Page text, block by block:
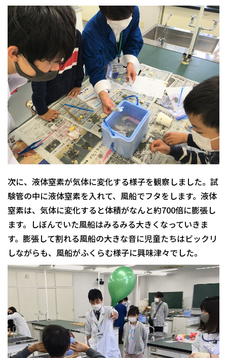
次に、液体窒素が気体に変化する様子を観察しました。試
験管の中に液体窒素を入れて、風船でフタをします。液体
窒素は、気体に変化すると体積がなんと約700倍に膨張し
ます。しぼんでいた風船はみるみる大きくなっていきま
す。膨張して割れる風船の大きな音に児童たちはビックリ
しながらも、風船がふくらむ様子に興味津々でした。